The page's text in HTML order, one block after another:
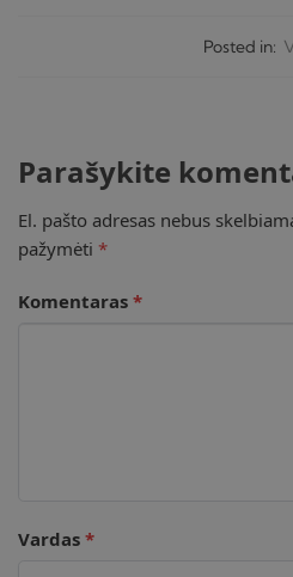
Posted in:
Parašykite
El. pašto adresas nebus
pažymėti *
Komentaras *
Vardas *